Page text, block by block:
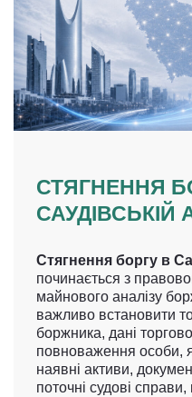
СТЯГНЕННЯ
САУДІВСЬКІЙ
Стягнення боргу в
починається з
майнового аналізу
важливо встановити
боржника, дані
повноваження особи,
наявні активи,
поточні судові